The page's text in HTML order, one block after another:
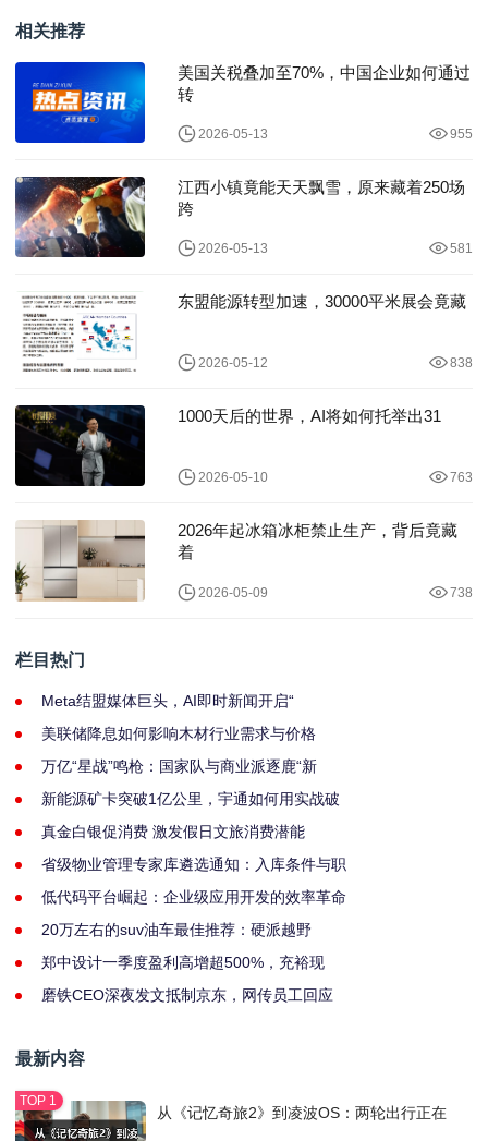
相关推荐
美国关税叠加至70%，中国企业如何通过
转
2026-05-13 955
江西小镇竟能天天飘雪，原来藏着250场
跨
2026-05-13 581
东盟能源转型加速，30000平米展会竟藏
2026-05-12 838
1000天后的世界，AI将如何托举出31
2026-05-10 763
2026年起冰箱冰柜禁止生产，背后竟藏
着
2026-05-09 738
栏目热门
Meta结盟媒体巨头，AI即时新闻开启“
美联储降息如何影响木材行业需求与价格
万亿“星战”鸣枪：国家队与商业派逐鹿“新
新能源矿卡突破1亿公里，宇通如何用实战破
真金白银促消费 激发假日文旅消费潜能
省级物业管理专家库遴选通知：入库条件与职
低代码平台崛起：企业级应用开发的效率革命
20万左右的suv油车最佳推荐：硬派越野
郑中设计一季度盈利高增超500%，充裕现
磨铁CEO深夜发文抵制京东，网传员工回应
最新内容
从《记忆奇旅2》到凌波OS：两轮出行正在